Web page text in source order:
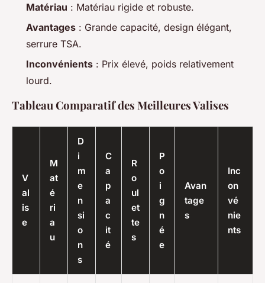
Matériau : Matériau rigide et robuste.
Avantages : Grande capacité, design élégant,
serrure TSA.
Inconvénients : Prix élevé, poids relativement
lourd.
Tableau Comparatif des Meilleures Valises
V
al
is
e
M
at
é
ri
a
u
D
i
m
e
n
si
o
n
s
C
a
p
a
c
it
é
R
o
ul
et
te
s
P
o
i
g
n
é
e
Avan
tage
s
Inc
on
vé
nie
nts